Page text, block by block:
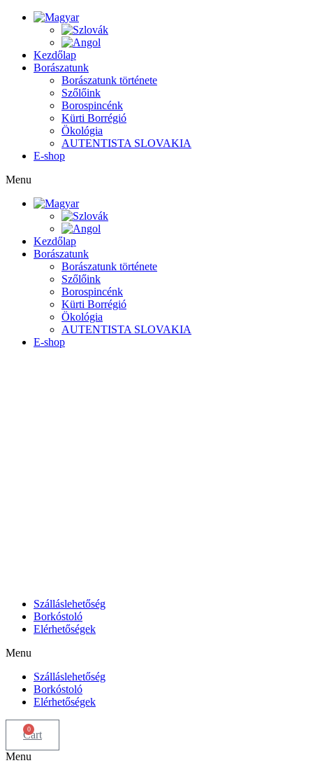
Kezdőlap
Borászatunk
Borászatunk története
Szőlőink
Borospincénk
Kürti Borrégió
Ökológia
AUTENTISTA SLOVAKIA
E-shop
Menu
Kezdőlap
Borászatunk
Borászatunk története
Szőlőink
Borospincénk
Kürti Borrégió
Ökológia
AUTENTISTA SLOVAKIA
E-shop
Szálláslehetőség
Borkóstoló
Elérhetőségek
Menu
Szálláslehetőség
Borkóstoló
Elérhetőségek
0
Cart
Menu